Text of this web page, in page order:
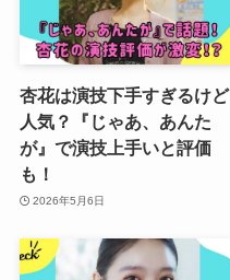
杏花は演技下手すぎるけど
人気？『じゃあ、あんた
が』で演技上手いと評価
も！
2026年5月6日